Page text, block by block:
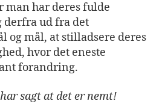
man har deres fulde
derfra ud fra det
og mål, at stilladsere deres
hvor det eneste
forandring.
sagt at det er nemt!